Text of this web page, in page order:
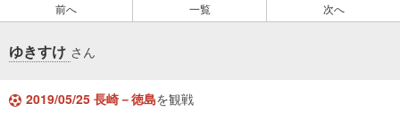
前へ 一覧 次へ
ゆきすけ さん
2019/05/25 長崎－徳島を観戦